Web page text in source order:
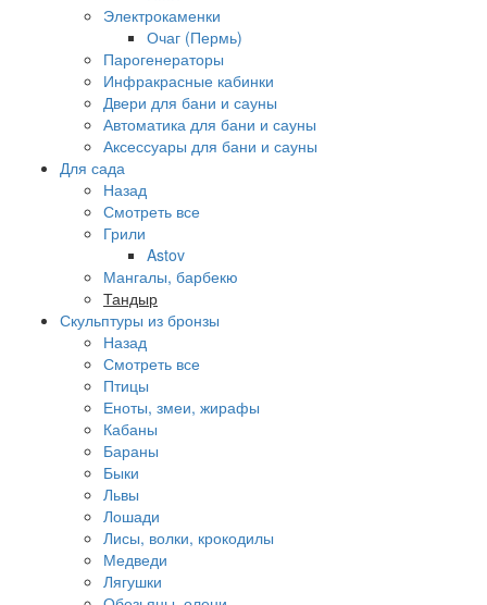
Электрокаменки
Очаг (Пермь)
Парогенераторы
Инфракрасные кабинки
Двери для бани и сауны
Автоматика для бани и сауны
Аксессуары для бани и сауны
Для сада
Назад
Смотреть все
Грили
Astov
Мангалы, барбекю
Тандыр
Скульптуры из бронзы
Назад
Смотреть все
Птицы
Еноты, змеи, жирафы
Кабаны
Бараны
Быки
Львы
Лошади
Лисы, волки, крокодилы
Медведи
Лягушки